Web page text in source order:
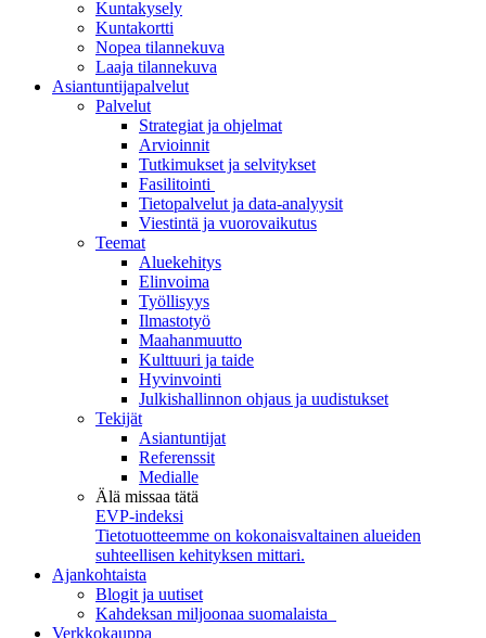
Kuntakysely
Kuntakortti
Nopea tilannekuva
Laaja tilannekuva
Asiantuntijapalvelut
Palvelut
Strategiat ja ohjelmat
Arvioinnit
Tutkimukset ja selvitykset
Fasilitointi
Tietopalvelut ja data-analyysit
Viestintä ja vuorovaikutus
Teemat
Aluekehitys
Elinvoima
Työllisyys
Ilmastotyö
Maahanmuutto
Kulttuuri ja taide
Hyvinvointi
Julkishallinnon ohjaus ja uudistukset
Tekijät
Asiantuntijat
Referenssit
Medialle
Älä missaa tätä
EVP-indeksi
Tietotuotteemme on kokonaisvaltainen alueiden
suhteellisen kehityksen mittari.
Ajankohtaista
Blogit ja uutiset
Kahdeksan miljoonaa suomalaista
Verkkokauppa